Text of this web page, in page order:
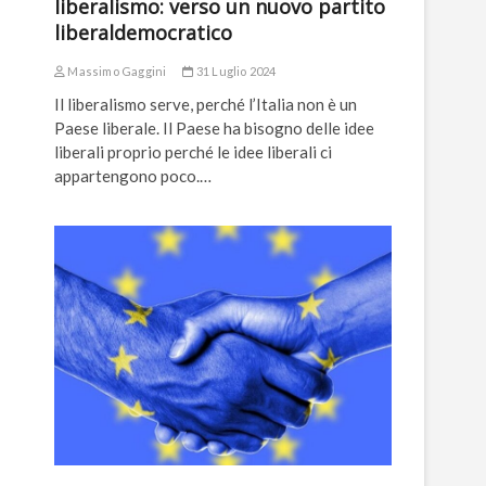
liberalismo: verso un nuovo partito
liberaldemocratico
Massimo Gaggini 31 Luglio 2024
Il liberalismo serve, perché l’Italia non è un
Paese liberale. Il Paese ha bisogno delle idee
liberali proprio perché le idee liberali ci
appartengono poco.…